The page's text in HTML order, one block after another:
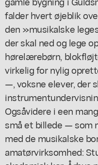
falder hvert øjeblik
den »musikalske
der skal ned og lege
hørelærebørn,
virkelig for nylig
—, voksne elever, der
Ogsåvidere i een
små et billede — som
med de musikalske
amatørvirksomhed: